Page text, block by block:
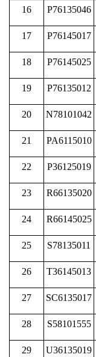
16 P76135046
17 P76145017
18 P76145025
19 P76135012
20 N78101042
21 PA6115010
22 P36125019
23 R66135020
24 R66145025
25 S78135011
26 T36145013
27 SC6135017
28 S58101555
29 U36135019